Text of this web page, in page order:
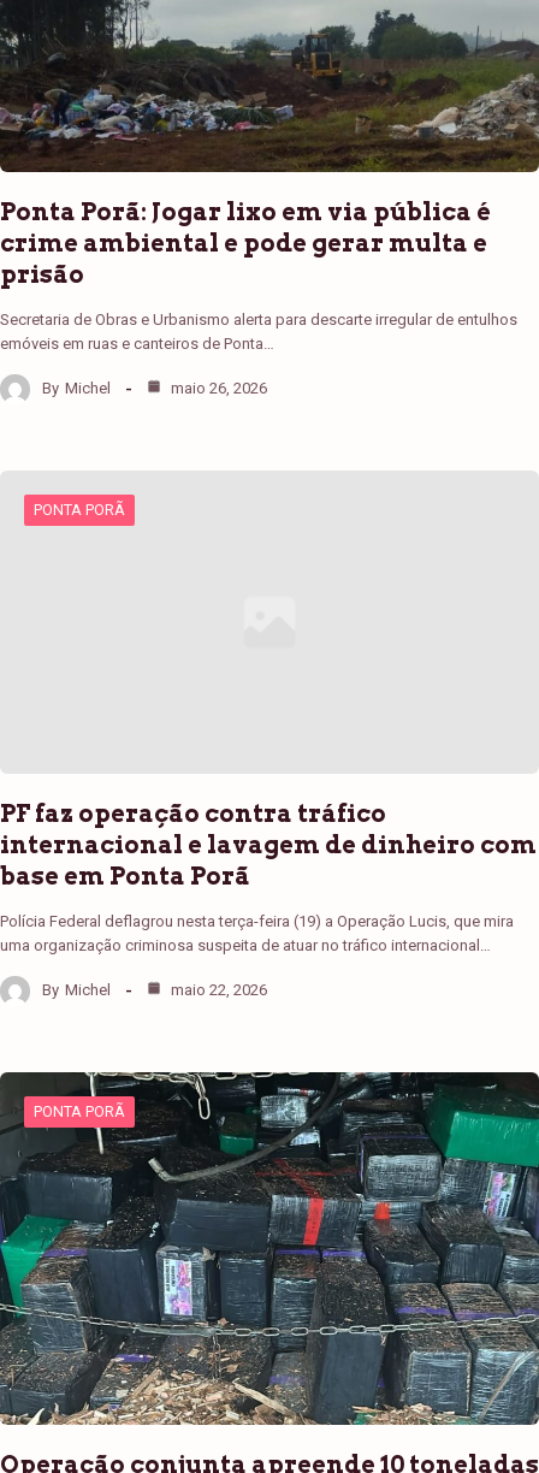
Ponta Porã: Jogar lixo em via pública é
crime ambiental e pode gerar multa e
prisão
Secretaria de Obras e Urbanismo alerta para descarte irregular de entulhos
emóveis em ruas e canteiros de Ponta…
By Michel maio 26, 2026
PONTA PORÃ
PF faz operação contra tráfico
internacional e lavagem de dinheiro com
base em Ponta Porã
Polícia Federal deflagrou nesta terça-feira (19) a Operação Lucis, que mira
uma organização criminosa suspeita de atuar no tráfico internacional…
By Michel maio 22, 2026
PONTA PORÃ
Operação conjunta apreende 10 toneladas